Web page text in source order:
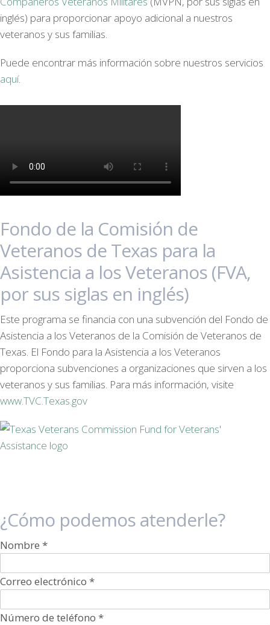
inglés) para proporcionar apoyo adicional a nuestros
veteranos y sus familias.
Puede encontrar más información sobre nuestros servicios
aquí.
Fondo de la Comisión de
Veteranos de Texas para la
Asistencia a los Veteranos (FVA,
por sus siglas en inglés)
Este programa se financia con una subvención del Fondo de
Asistencia a los Veteranos de la Comisión de Veteranos de
Texas. El Fondo para la Asistencia a los Veteranos
proporciona subvenciones a organizaciones que sirven a los
veteranos y sus familias. Para más información, visite
www.TVC.Texas.gov
¿Cómo podemos atenderle?
Nombre *
Correo electrónico *
Número de teléfono *